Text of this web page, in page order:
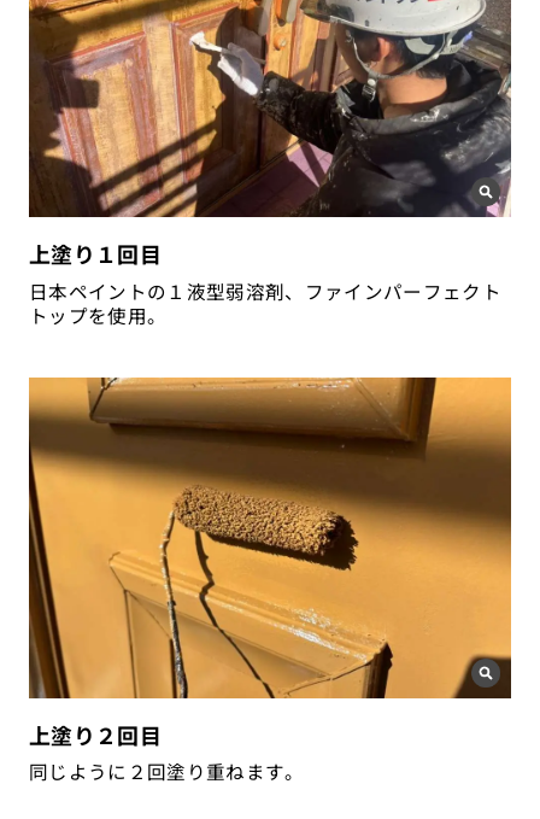
上塗り１回目
日本ペイントの１液型弱溶剤、ファインパーフェクト
トップを使用。
上塗り２回目
同じように２回塗り重ねます。